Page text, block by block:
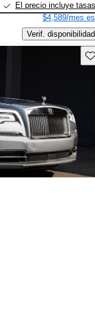
El precio incluye tasas
$4,589/mes
Verif. disponibilidad